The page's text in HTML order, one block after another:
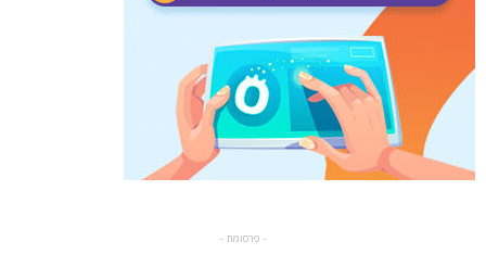
- פרסומת -